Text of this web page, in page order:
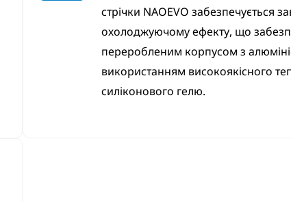
стрічки NAOEVO забезпечується
охолоджуючому ефекту, що
переробленим корпусом з
використанням високоякісного
силіконового гелю.